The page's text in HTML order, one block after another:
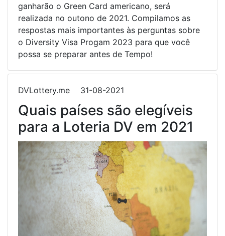
ganharão o Green Card americano, será
realizada no outono de 2021. Compilamos as
respostas mais importantes às perguntas sobre
o Diversity Visa Progam 2023 para que você
possa se preparar antes de Tempo!
DVLottery.me 31-08-2021
Quais países são elegíveis
para a Loteria DV em 2021